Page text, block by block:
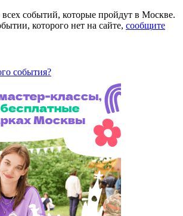
всех событий, которые пройдут в Москве.
которого нет на сайте, сообщите
события?